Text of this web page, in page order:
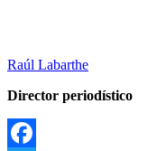
Raúl Labarthe
Director periodístico